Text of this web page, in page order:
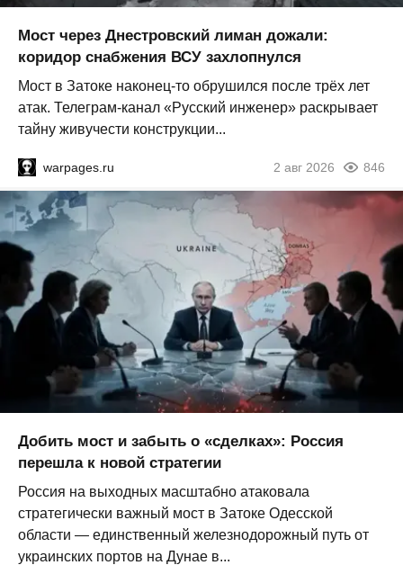
Мост через Днестровский лиман дожали:
коридор снабжения ВСУ захлопнулся
Мост в Затоке наконец-то обрушился после трёх лет
атак. Телеграм-канал «Русский инженер» раскрывает
тайну живучести конструкции...
warpages.ru 2 авг 2026 846
Добить мост и забыть о «сделках»: Россия
перешла к новой стратегии
Россия на выходных масштабно атаковала
стратегически важный мост в Затоке Одесской
области — единственный железнодорожный путь от
украинских портов на Дунае в...